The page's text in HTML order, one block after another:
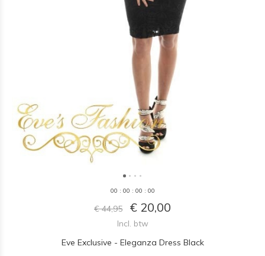
00 : 00 : 00 : 00
€ 44,95 € 20,00
Incl. btw
Eve Exclusive - Eleganza Dress Black